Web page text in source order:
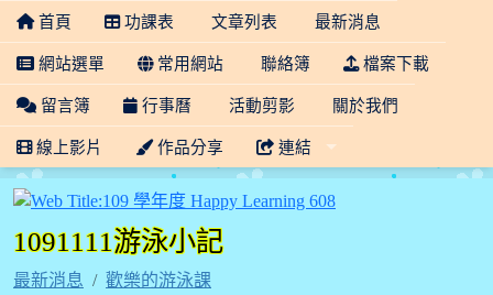
首頁 功課表 文章列表 最新消息
網站選單 常用網站 聯絡簿 檔案下載
留言簿 行事曆 活動剪影 關於我們
線上影片 作品分享 連結
109 學年度 Happy
1091111游泳小記
最新消息
歡樂的游泳課